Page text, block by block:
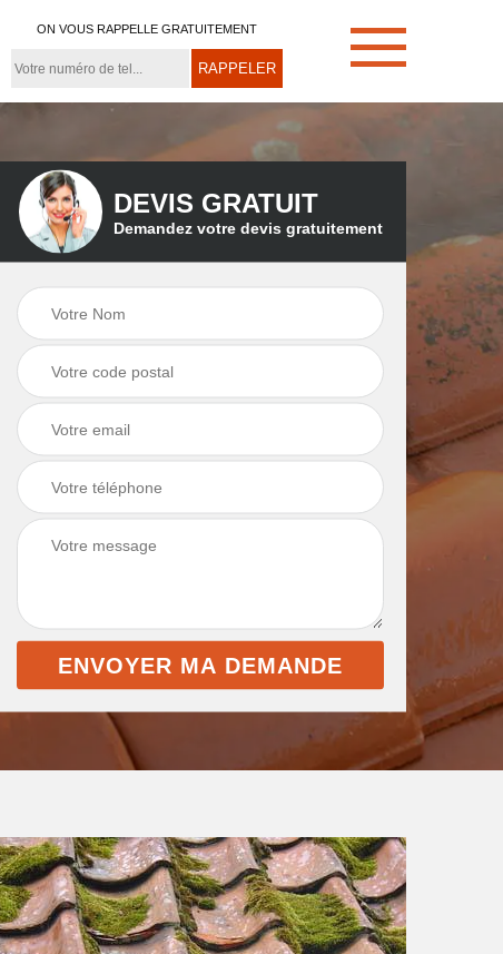
ON VOUS RAPPELLE GRATUITEMENT
Démoussage de
toiture 21
Couvreur zingueur
DEVIS GRATUIT
Demandez votre devis gratuitement